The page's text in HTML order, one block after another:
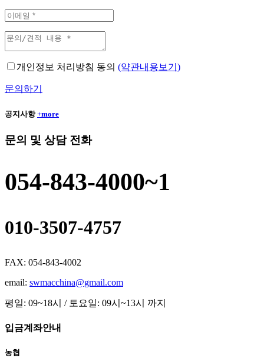
개인정보 처리방침 동의 (약관내용보기)
문의하기
공지사항+more
문의 및 상담 전화
054-843-4000~1
010-3507-4757
FAX: 054-843-4002
email: swmacchina@gmail.com
평일: 09~18시 / 토요일: 09시~13시 까지
입금계좌안내
농협